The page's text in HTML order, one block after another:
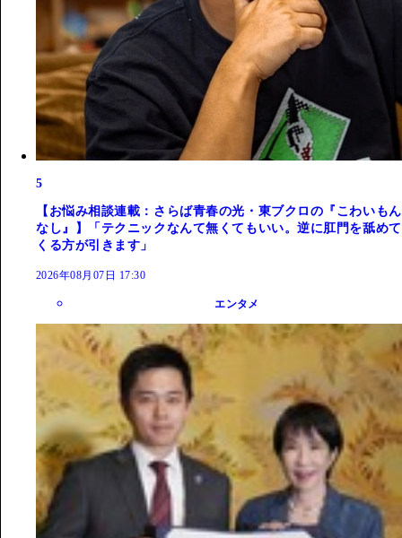
5
【お悩み相談連載：さらば青春の光・東ブクロの『こわいもん
なし』】「テクニックなんて無くてもいい。逆に肛門を舐めて
くる方が引きます」
2026年08月07日 17:30
エンタメ